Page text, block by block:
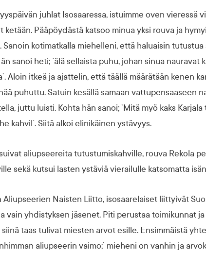
juhlat Isosaaressa, istuimme oven vieressä
Pääpöydästä katsoo minua yksi rouva ja
Sanoin kotimatkalla miehelleni, että haluaisin tutustua
sanoi heti; `älä sellaista puhu, johan sinua nauravat
Aloin itkeä ja ajattelin, että täällä määrätään kenen
puhuttu. Satuin kesällä samaan vattupensaaseen
juttu luisti. Kohta hän sanoi; `Mitä myö kaks
kahvil`. Siitä alkoi elinikäinen ystävyys.
aliupseereita tutustumiskahville, rouva Rekola
sekä kutsui lasten ystäviä vierailulle katsomatta
Naisten Liitto, isosaarelaiset liittyivät
vain yhdistyksen jäsenet. Piti perustaa toimikunnat
taas tulivat miesten arvot esille. Ensimmäistä
aliupseerin vaimo;` mieheni on vanhin ja